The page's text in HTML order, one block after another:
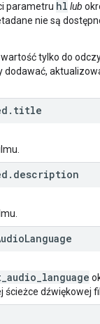
": [
" : [
":
":
" : datetime
": datetime
parametru hl lub
nie są
tylko do
dodawać,
. title
. description
Language
audio language
ścieżce dźwiękowej